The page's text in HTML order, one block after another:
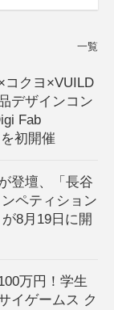
一覧
コクヨ×VUILD
デザインコン
Fab
初開催
登壇、「長谷
ペティション
8月19日に開
万円！学生
イゲームス ク